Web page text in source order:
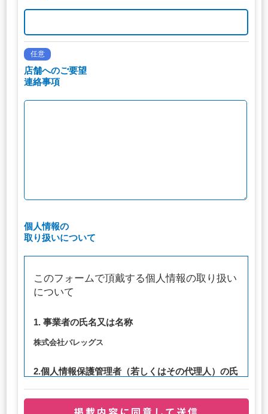
任意
店舗へのご要望
連絡事項
個人情報の
取り扱いについて
このフォームで頂戴する個人情報の取り扱い
について
1. 事業者の氏名又は名称
株式会社バレッグス
2.個人情報保護管理者（若しくはその代理人）の氏